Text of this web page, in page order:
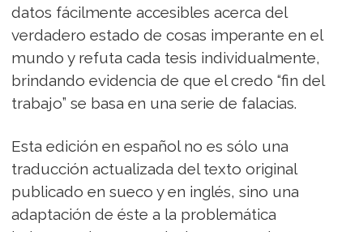
datos fácilmente accesibles acerca del
verdadero estado de cosas imperante en el
mundo y refuta cada tesis individualmente,
brindando evidencia de que el credo “fin del
trabajo” se basa en una serie de falacias.
Esta edición en español no es sólo una
traducción actualizada del texto original
publicado en sueco y en inglés, sino una
adaptación de éste a la problemática